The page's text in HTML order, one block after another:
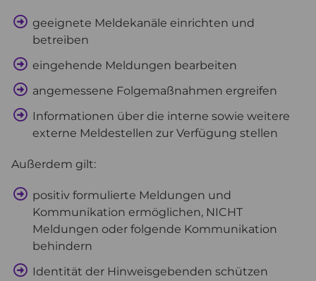
geeignete Meldekanäle einrichten und
betreiben
eingehende Meldungen bearbeiten
angemessene Folgemaßnahmen ergreifen
Informationen über die interne sowie weitere
externe Meldestellen zur Verfügung stellen
Außerdem gilt:
positiv formulierte Meldungen und
Kommunikation ermöglichen, NICHT
Meldungen oder folgende Kommunikation
behindern
Identität der Hinweisgebenden schützen